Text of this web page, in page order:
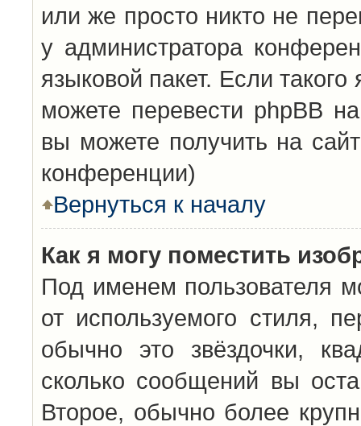
или же просто никто не
у администратора
языковой пакет. Если
можете перевести phpBB
вы можете получить на
конференции)
Вернуться к началу
Как я могу поместить
Под именем пользователя
от используемого стиля,
обычно это звёздочки,
сколько сообщений вы
Второе, обычно более